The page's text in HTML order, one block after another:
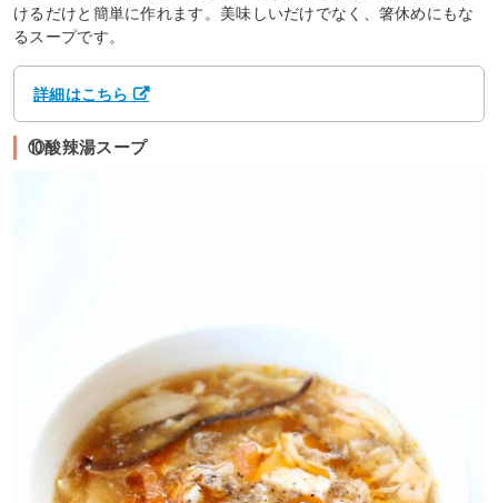
けるだけと簡単に作れます。美味しいだけでなく、箸休めにもな
るスープです。
詳細はこちら
⑩酸辣湯スープ